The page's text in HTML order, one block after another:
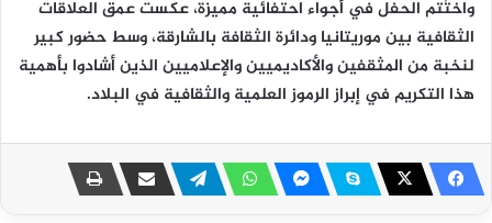
واختُتم الحفل في أجواء احتفائية مميزة، عكست عمق العلاقات
الثقافية بين موريتانيا ودائرة الثقافة بالشارقة، وسط حضور كبير
لنخبة من المثقفين والأكاديميين والإعلاميين الذين أشادوا بأهمية
هذا التكريم في إبراز الرموز العلمية والثقافية في البلاد.